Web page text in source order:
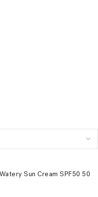
Sun Cream SPF50 50